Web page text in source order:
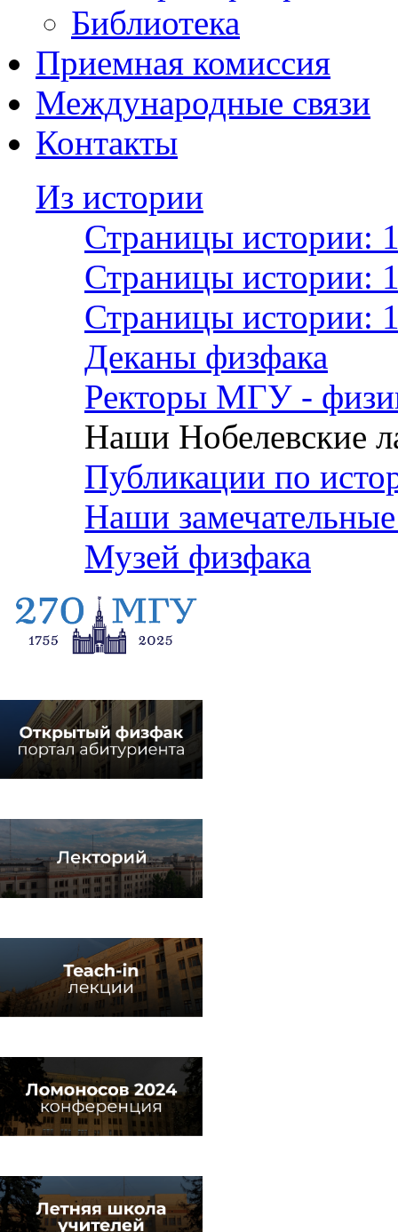
Библиотека
Приемная комиссия
Международные связи
Контакты
Из истории
Страницы истории:
Страницы истории:
Страницы истории:
Деканы физфака
Ректоры МГУ -
Наши Нобелевские
Публикации по
Наши
Музей физфака